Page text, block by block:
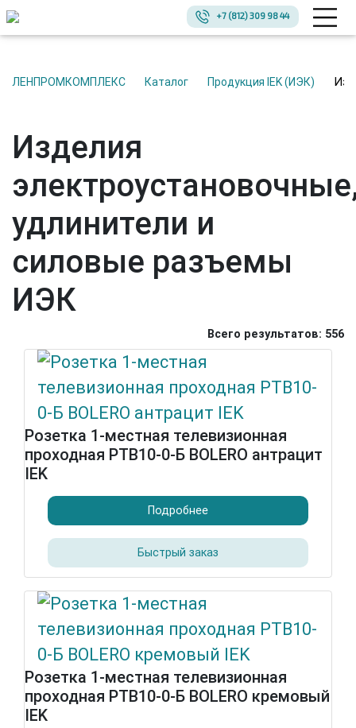
+7 (812) 309 98 44
ЛЕНПРОМКОМПЛЕКС Каталог Продукция IEK (ИЭК)
Изделия
удлинители и
силовые разъемы
ИЭК
Всего результатов: 556
Розетка 1-местная телевизионная
проходная РТВ10-0-Б BOLERO антрацит
IEK
Подробнее
Быстрый заказ
Розетка 1-местная телевизионная
проходная РТВ10-0-Б BOLERO кремовый
IEK